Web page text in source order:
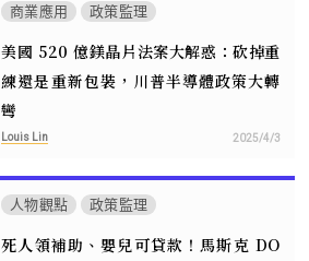
商業應用 政策監理
美國 520 億鎂晶片法案大解惑：砍掉重
練還是重新包裝，川普半導體政策大轉
彎
Louis Lin 2025/4/3
人物觀點 政策監理
死人領補助、嬰兒可貸款！馬斯克 DO